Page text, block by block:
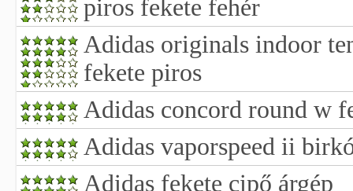
piros fekete fehér
Adidas originals indoor
fekete piros
Adidas concord round w
Adidas vaporspeed ii
Adidas fekete cipő árgép